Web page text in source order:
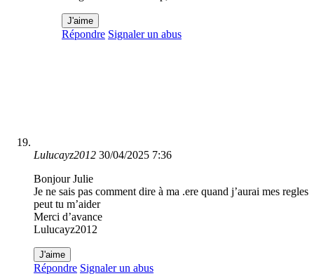
J'aime
Répondre Signaler un abus
Lulucayz2012 30/04/2025 7:36
Bonjour Julie
Je ne sais pas comment dire à ma .ere quand j’aurai mes regles
peut tu m’aider
Merci d’avance
Lulucayz2012
J'aime
Répondre Signaler un abus